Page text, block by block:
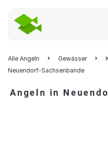
Alle Angeln Gewässer
Neuendorf-Sachsenbande
Angeln in